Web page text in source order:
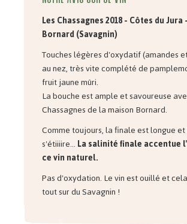
Les Chassagnes 2018 - Côtes du
Bornard (Savagnin)
Touches légères d'oxydatif (amandes
au nez, très vite complété de
fruit jaune mûri.
La bouche est ample et savoureuse
Chassagnes de la maison Bornard.
Comme toujours, la finale est longue
s'étiiiire...La salinité finale accentue
ce vin naturel.
Pas d'oxydation. Le vin est ouillé et
tout sur du Savagnin !